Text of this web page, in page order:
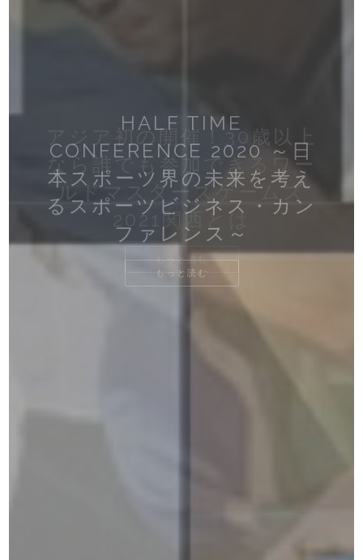
HALF TIME
CONFERENCE 2020 ～日
本スポーツ界の未来を考え
るスポーツビジネス・カン
ファレンス～
もっと読む
アジア初の開催！30歳以上
なら誰でも参加できるワー
ルドマスターズゲームズ
2021関西とは
もっと読む
ヨコハマ・フットボール映
画祭の福島成人がオススメ
する 「STAYHOME」のサ
ポーターが見るべきサッカ
ー映画・映像作品
もっと読む
「また笑顔で球場に会うた
めに」ルートインBCリー
グ広報 志賀楓氏が語る野
球独立リーグの現状
もっと読む
「浪速のロッキー」赤井英
和のDNAを受け継ぐ赤井沙
希が、安納サオリと対戦！
【5.16 DDT TV SHOW
#3】
もっと読む
アスリートと農家にエール
を！全農が「卓球日本代表
選手応援キャンペーン」を
実施
もっと読む
DDT勝俣瞬馬がハードコア
マッチ開催！今だからこそ
ファンに伝えたい思いと
は？【5.9 DDT TV SHOW
#2】
もっと読む
南米・Jリーグ・欧州で戦
ってきた松原良香の現在地
Vol.7
もっと読む
南米・Jリーグ・欧州で戦
ってきた松原良香の現在地
Vol.6
もっと読む
世界陸上銅メダリストの藤
光謙司がランニングイベン
トに登壇 「東京は出なけれ
ばいけない五輪 集大成を
見せたい」と意欲を語る
もっと読む
南米・Jリーグ・欧州で戦
ってきた松原良香の現在地
Vol.5
もっと読む
車椅子の子供たちが、体育
を楽しめる社会へ。パラカ
ヌー・瀬立モニカが描く未
来（後編）
もっと読む
「今、スポーツの力で何が
出来るのか？」 HALF
TIME株式会社 CEO 磯田裕
介インタビュー
もっと読む
東京パラに向けて「メダル
を取るため」の種をまく。
パラカヌー・瀬立モニカ
の、リオの経験を活かした
施策（前編）
もっと読む
南米・Jリーグ・欧州で戦
ってきた松原良香の現在地
Vol.4
もっと読む
南米・Jリーグ・欧州で戦
ってきた松原良香の現在地
Vol.3
もっと読む
「刺激がない」とZERO
１・田中将斗に噛み付いた
坂口征夫が 至宝奪回を目指
す【4.12 新宿FACE】
もっと読む
“世界の荒鷲”坂口征二を父
に持つ、坂口征夫。 紆余曲
折の末 たどり着いたプロ
レスのリング【4月12日新
宿FACE】
もっと読む
南米・Jリーグ・欧州で戦
ってきた松原良香の現在地
Vol.2
もっと読む
南米・Jリーグ・欧州で戦
ってきた松原良香の現在地
Vol.1
もっと読む
砦”竹下幸之介。他団体に流
失したベルト奪還に向け、
ZERO１・田中将斗と一騎
打ちへ（後編）【3・20 後
楽園ホール】
もっと読む
砦”竹下幸之介。他団体に流
失したベルト奪還に向け、
ZERO１・田中将斗と一騎
打ちへ（前編）【3・20 後
楽園ホール】
もっと読む
2020 東京五輪注目競技! 7
人制ラグビーって、どんな
スポーツ? 「15 人制よりも
7 人制が普及している国と
は。」
もっと読む
2020 東京五輪注目競技! 7
人制ラグビーって、どんな
スポーツ? 「究極の鬼ごっ
こ」
もっと読む
偶然の連続でビジャのパー
トナーに（Vol.3）
もっと読む